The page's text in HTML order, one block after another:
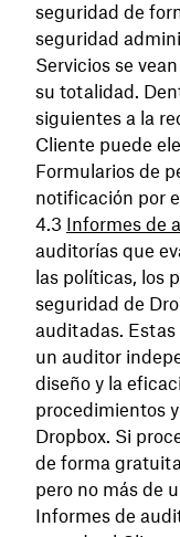
seguridad de
seguridad
Servicios se
su totalidad.
siguientes a la
Cliente puede
Formularios de
notificación por
Informes de
auditorías que
las políticas, los
seguridad de
auditadas.
un auditor
diseño y la
procedimientos
Dropbox. Si
de forma
pero no más de
Informes de